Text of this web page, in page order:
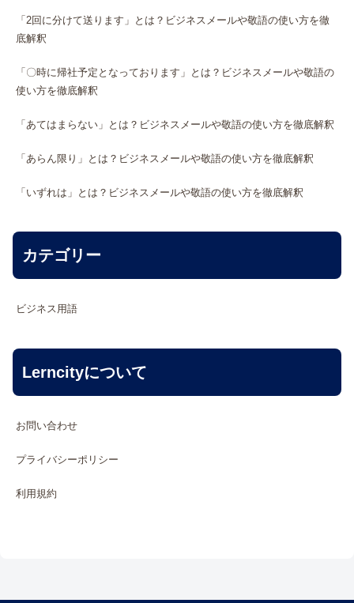
「2回に分けて送ります」とは？ビジネスメールや敬語の使い方を徹
底解釈
「〇時に帰社予定となっております」とは？ビジネスメールや敬語の
使い方を徹底解釈
「あてはまらない」とは？ビジネスメールや敬語の使い方を徹底解釈
「あらん限り」とは？ビジネスメールや敬語の使い方を徹底解釈
「いずれは」とは？ビジネスメールや敬語の使い方を徹底解釈
カテゴリー
ビジネス用語
Lerncityについて
お問い合わせ
プライバシーポリシー
利用規約